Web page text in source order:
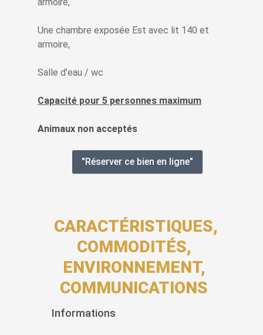
Une chambre exposée Est avec lit 140 et
armoire,
Salle d'eau / wc
Capacité pour 5 personnes maximum
Animaux non acceptés
"Réserver ce bien en ligne"
CARACTÉRISTIQUES,
COMMODITÉS,
ENVIRONNEMENT,
COMMUNICATIONS
Informations